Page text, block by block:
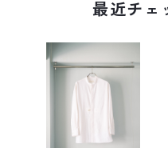
最近チェ